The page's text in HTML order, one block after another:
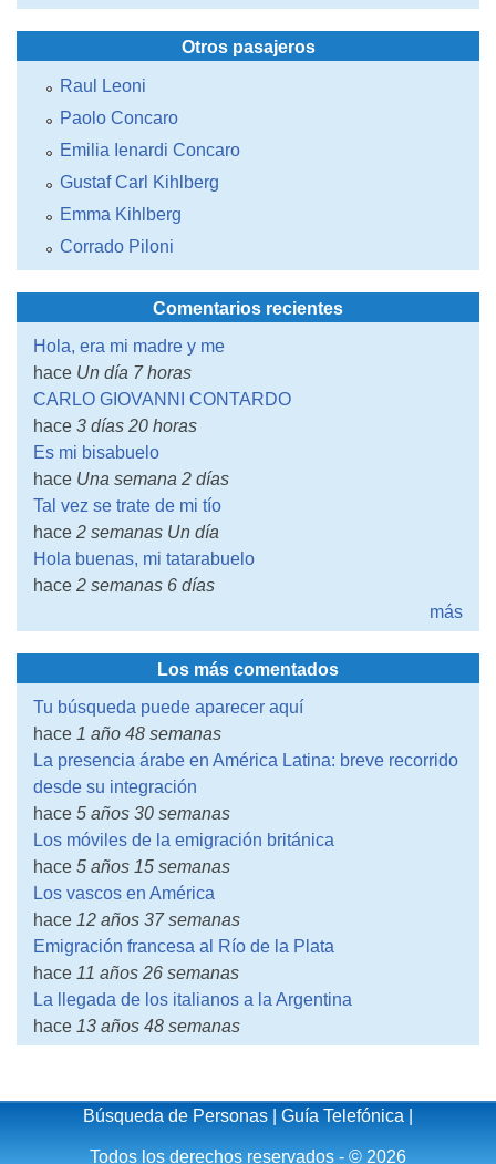
Otros pasajeros
Raul Leoni
Paolo Concaro
Emilia Ienardi Concaro
Gustaf Carl Kihlberg
Emma Kihlberg
Corrado Piloni
Comentarios recientes
Hola, era mi madre y me
hace Un día 7 horas
CARLO GIOVANNI CONTARDO
hace 3 días 20 horas
Es mi bisabuelo
hace Una semana 2 días
Tal vez se trate de mi tío
hace 2 semanas Un día
Hola buenas, mi tatarabuelo
hace 2 semanas 6 días
más
Los más comentados
Tu búsqueda puede aparecer aquí
hace 1 año 48 semanas
La presencia árabe en América Latina: breve recorrido
desde su integración
hace 5 años 30 semanas
Los móviles de la emigración británica
hace 5 años 15 semanas
Los vascos en América
hace 12 años 37 semanas
Emigración francesa al Río de la Plata
hace 11 años 26 semanas
La llegada de los italianos a la Argentina
hace 13 años 48 semanas
Búsqueda de Personas Guía Telefónica
Todos los derechos reservados - © 2026